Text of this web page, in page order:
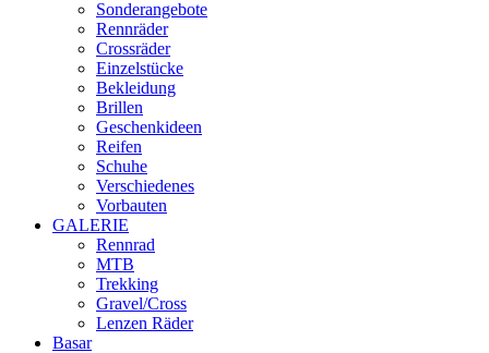
Sonderangebote
Rennräder
Crossräder
Einzelstücke
Bekleidung
Brillen
Geschenkideen
Reifen
Schuhe
Verschiedenes
Vorbauten
GALERIE
Rennrad
MTB
Trekking
Gravel/Cross
Lenzen Räder
Basar